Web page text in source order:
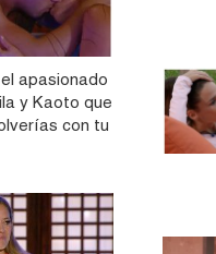
apasionado
y Kaoto que
con tu